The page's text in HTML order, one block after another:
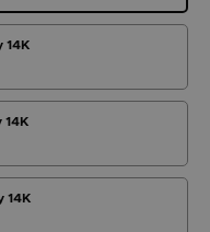
14K
14K
14K